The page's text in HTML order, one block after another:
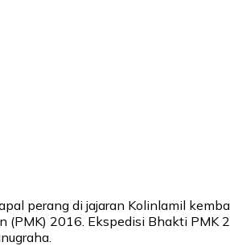
perang di jajaran Kolinlamil
2016. Ekspedisi Bhakti PMK